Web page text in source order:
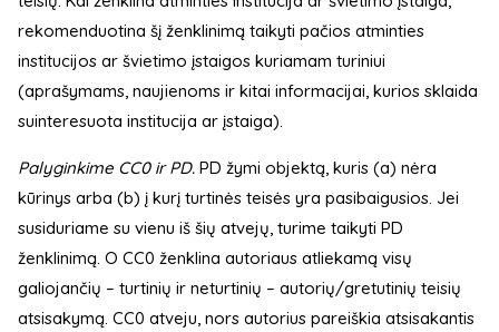
rekomenduotina šį ženklinimą taikyti pačios atminties
institucijos ar švietimo įstaigos kuriamam turiniui
(aprašymams, naujienoms ir kitai informacijai, kurios sklaida
suinteresuota institucija ar įstaiga).
Palyginkime CC0 ir PD. PD žymi objektą, kuris (a) nėra
kūrinys arba (b) į kurį turtinės teisės yra pasibaigusios. Jei
susiduriame su vienu iš šių atvejų, turime taikyti PD
ženklinimą. O CC0 ženklina autoriaus atliekamą visų
galiojančių – turtinių ir neturtinių – autorių/gretutinių teisių
atsisakymą. CC0 atveju, nors autorius pareiškia atsisakantis